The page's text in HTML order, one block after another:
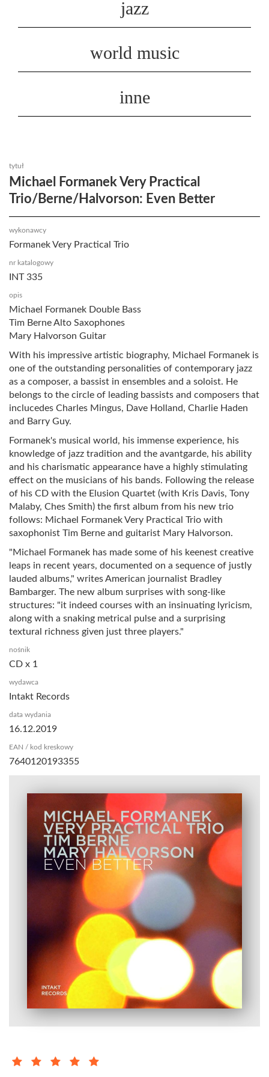
jazz
world music
inne
tytuł
Michael Formanek Very Practical
Trio/Berne/Halvorson: Even Better
wykonawcy
Formanek Very Practical Trio
nr katalogowy
INT 335
opis
Michael Formanek Double Bass
Tim Berne Alto Saxophones
Mary Halvorson Guitar
With his impressive artistic biography, Michael Formanek is
one of the outstanding personalities of contemporary jazz
as a composer, a bassist in ensembles and a soloist. He
belongs to the circle of leading bassists and composers that
inclucedes Charles Mingus, Dave Holland, Charlie Haden
and Barry Guy.
Formanek's musical world, his immense experience, his
knowledge of jazz tradition and the avantgarde, his ability
and his charismatic appearance have a highly stimulating
effect on the musicians of his bands. Following the release
of his CD with the Elusion Quartet (with Kris Davis, Tony
Malaby, Ches Smith) the first album from his new trio
follows: Michael Formanek Very Practical Trio with
saxophonist Tim Berne and guitarist Mary Halvorson.
"Michael Formanek has made some of his keenest creative
leaps in recent years, documented on a sequence of justly
lauded albums," writes American journalist Bradley
Bambarger. The new album surprises with song-like
structures: "it indeed courses with an insinuating lyricism,
along with a snaking metrical pulse and a surprising
textural richness given just three players."
nośnik
CD x 1
wydawca
Intakt Records
data wydania
16.12.2019
EAN / kod kreskowy
7640120193355